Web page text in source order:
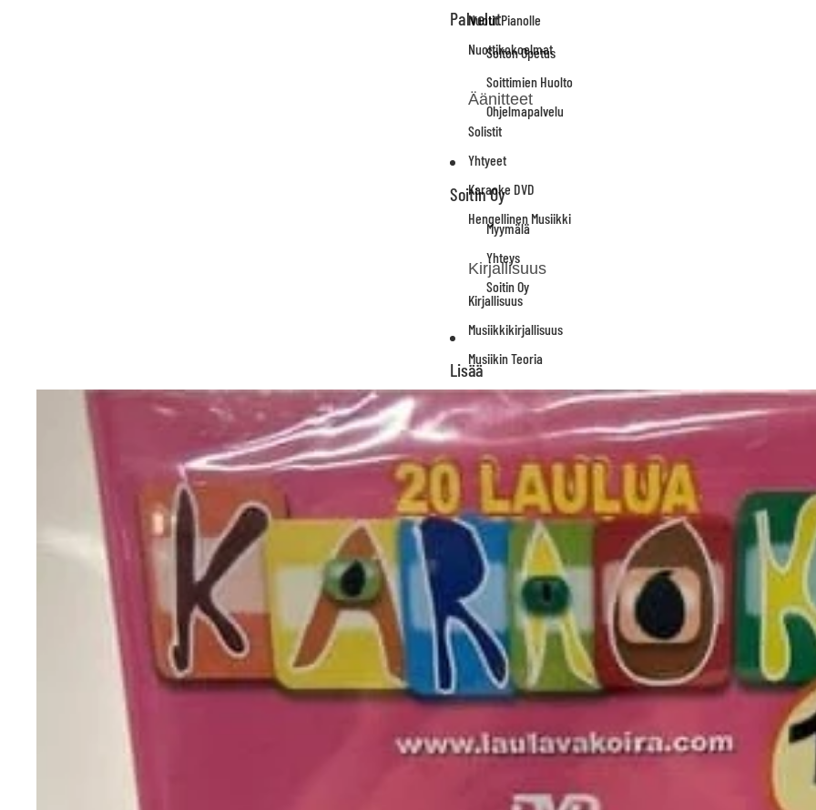
Nuotit Pianolle
Nuottikokoelmat
Äänitteet
Solistit
Yhtyeet
Karaoke DVD
Hengellinen Musiikki
Kirjallisuus
Kirjallisuus
Musiikkikirjallisuus
Musiikin Teoria
Palvelut
Soiton Opetus
Soittimien Huolto
Ohjelmapalvelu
Soitin Oy
Myymälä
Yhteys
Soitin Oy
Lisää